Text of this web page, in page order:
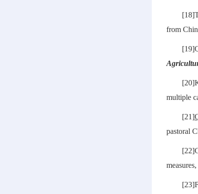
from
multiple
[21]
pastoral
measures,